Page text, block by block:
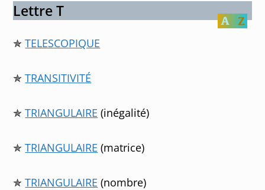
Lettre T
✯TELESCOPIQUE
✯TRANSITIVITÉ
✯TRIANGULAIRE (inégalité)
✯TRIANGULAIRE (matrice)
✯TRIANGULAIRE (nombre)